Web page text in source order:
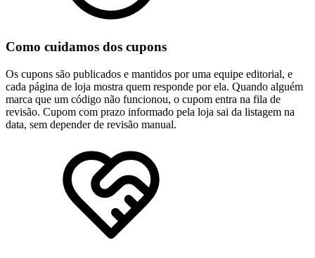
Como cuidamos dos cupons
Os cupons são publicados e mantidos por uma equipe editorial, e
cada página de loja mostra quem responde por ela. Quando alguém
marca que um código não funcionou, o cupom entra na fila de
revisão. Cupom com prazo informado pela loja sai da listagem na
data, sem depender de revisão manual.